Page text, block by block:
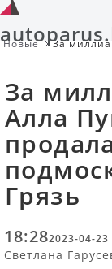
Новые
За
Грязь
За
Алла
Грязь
18:282023-04-23
Светлана